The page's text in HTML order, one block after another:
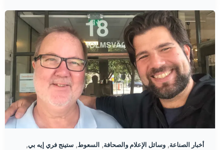
أخبار الصناعة, وسائل الإعلام والصحافة, السعوط, ستينج فري إيه بي,